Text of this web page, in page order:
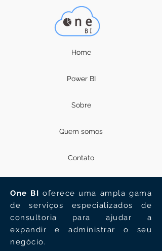
Home
Power BI
Sobre
Quem somos
Contato
One BI oferece uma ampla gama
de serviços especializados de
consultoria para ajudar a
expandir e administrar o seu
negócio.